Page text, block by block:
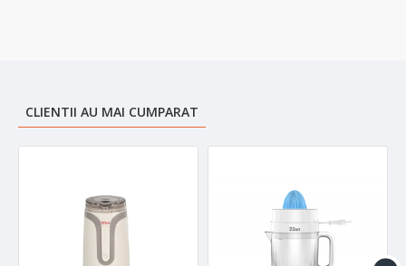
CLIENTII AU MAI CUMPARAT